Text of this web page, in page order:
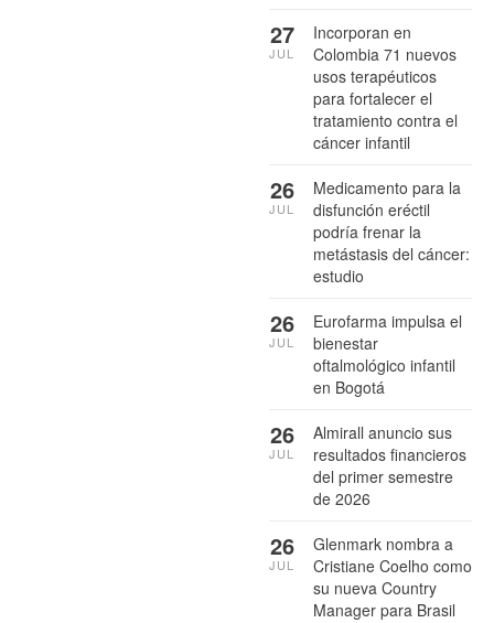
Incorporan en
Colombia 71 nuevos
usos terapéuticos
para fortalecer el
tratamiento contra el
cáncer infantil
27
JUL
Medicamento para la
disfunción eréctil
podría frenar la
metástasis del cáncer:
estudio
26
JUL
Eurofarma impulsa el
bienestar
oftalmológico infantil
en Bogotá
26
JUL
Almirall anuncio sus
resultados financieros
del primer semestre
de 2026
26
JUL
Glenmark nombra a
Cristiane Coelho como
su nueva Country
Manager para Brasil
26
JUL